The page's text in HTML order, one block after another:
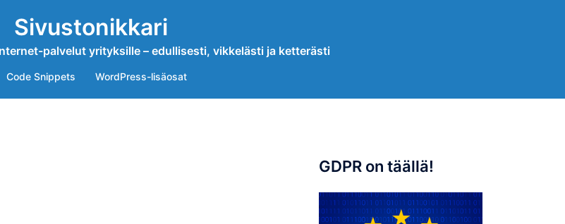
Sivustonikkari
palvelut yrityksille – edullisesti, vikkelästi ja ketterästi
Code Snippets WordPress-lisäosat
GDPR on täällä!